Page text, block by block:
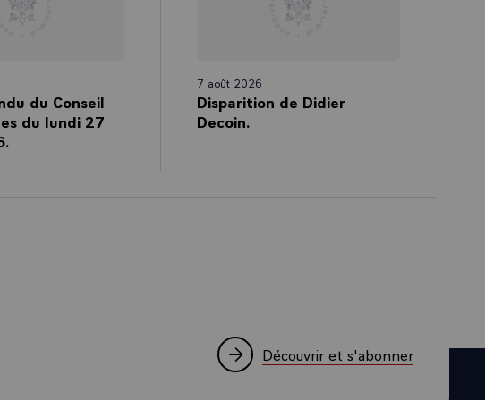
profondément
à l’unité de tous. Voilà
la ville, le département
suite des inondations.
telle est la ligne que
du Conseil
du lundi 27
7 août 2026
Disparition de Didier
Decoin.
Découvrir et s'abonner